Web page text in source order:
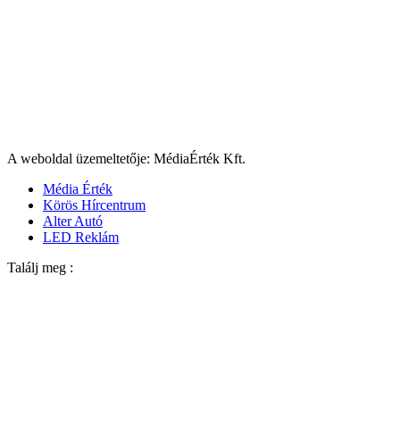
A weboldal üzemeltetője: MédiaÉrték Kft.
Média Érték
Körös Hírcentrum
Alter Autó
LED Reklám
Találj meg :